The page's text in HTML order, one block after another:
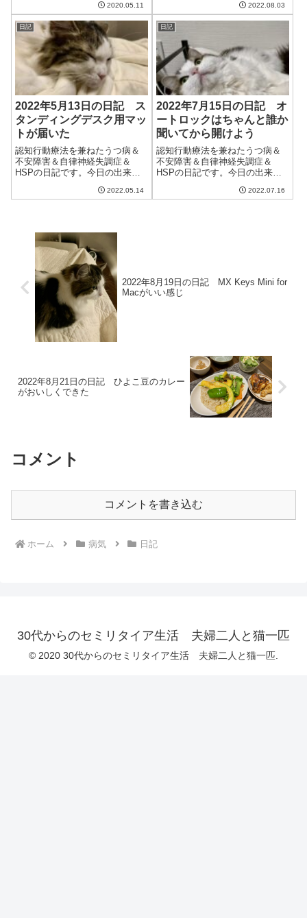
きはちょうどいい気温なのが、
途中で暑くなって汗をかいてお
き、布団をはねのけたら朝方に
寒くなって起き...
2020.05.11
くまで上がり、ちょっと庭に水
をまきに行っただけでクラクラ
した。木曜日の雨以降は少し暑
さがましになるらしいけど、ど
うだろう。今日...
2022.08.03
日記
2022年5月13日の日記 ス
タンディングデスク用マッ
トが届いた
認知行動療法を兼ねたうつ病＆
不安障害＆自律神経失調症＆
HSPの日記です。今日の出来事
高い。今年は積極的に湿度を下
早く体調を回復さ...
2022.05.14
日記
2022年7月15日の日記 オ
ートロックはちゃんと誰か
聞いてから開けよう
認知行動療法を兼ねたうつ病＆
不安障害＆自律神経失調症＆
HSPの日記です。今日の出来事
本格的に降った。九州や東北で
2022.07.16
2022年8月19日の日記 MX Keys Mini for
Macがいい感じ
2022年8月21日の日記 ひよこ豆のカレー
がおいしくできた
コメント
コメントを書き込む
ホーム 病気 日記
30代からのセミリタイア生活 夫婦二人と猫一匹
© 2020 30代からのセミリタイア生活 夫婦二人と猫一匹.